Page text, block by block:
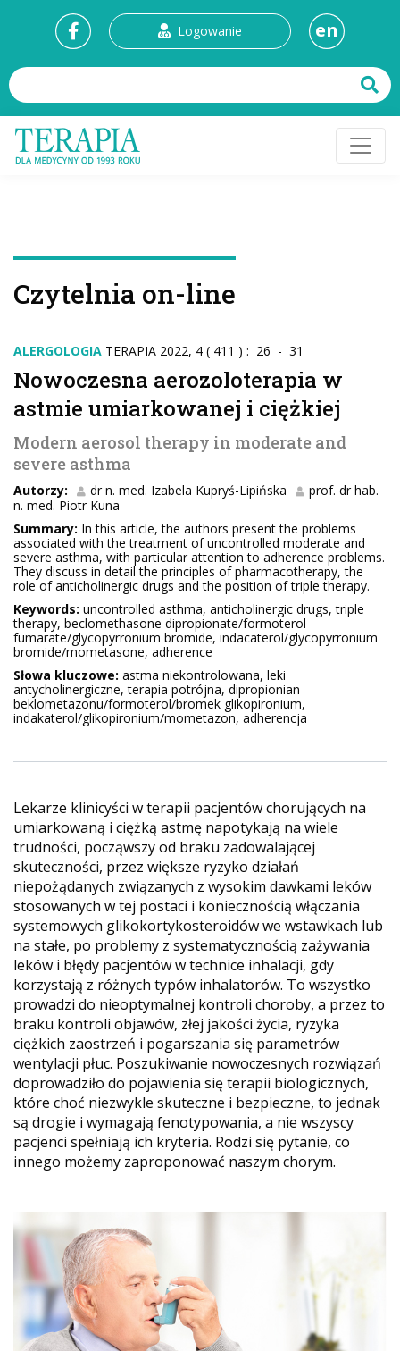
Logowanie en
Czytelnia on-line
ALERGOLOGIA TERAPIA 2022, 4 ( 411 ) : 26 - 31
Nowoczesna aerozoloterapia w
astmie umiarkowanej i ciężkiej
Modern aerosol therapy in moderate and
severe asthma
Autorzy: dr n. med. Izabela Kupryś-Lipińska
prof. dr hab.
n. med. Piotr Kuna
Summary: In this article, the authors present the problems
associated with the treatment of uncontrolled moderate and
severe asthma, with particular attention to adherence problems.
They discuss in detail the principles of pharmacotherapy, the
role of anticholinergic drugs and the position of triple therapy.
Keywords: uncontrolled asthma, anticholinergic drugs, triple
therapy, beclomethasone dipropionate/formoterol
fumarate/glycopyrronium bromide, indacaterol/glycopyrronium
bromide/mometasone, adherence
Słowa kluczowe: astma niekontrolowana, leki
antycholinergiczne, terapia potrójna, dipropionian
beklometazonu/formoterol/bromek glikopironium,
indakaterol/glikopironium/mometazon, adherencja
Lekarze klinicyści w terapii pacjentów chorujących na
umiarkowaną i ciężką astmę napotykają na wiele
trudności, począwszy od braku zadowalającej
skuteczności, przez większe ryzyko działań
niepożądanych związanych z wysokim dawkami leków
stosowanych w tej postaci i koniecznością włączania
systemowych glikokortykosteroidów we wstawkach lub
na stałe, po problemy z systematycznością zażywania
leków i błędy pacjentów w technice inhalacji, gdy
korzystają z różnych typów inhalatorów. To wszystko
prowadzi do nieoptymalnej kontroli choroby, a przez to
braku kontroli objawów, złej jakości życia, ryzyka
ciężkich zaostrzeń i pogarszania się parametrów
wentylacji płuc. Poszukiwanie nowoczesnych rozwiązań
doprowadziło do pojawienia się terapii biologicznych,
które choć niezwykle skuteczne i bezpieczne, to jednak
są drogie i wymagają fenotypowania, a nie wszyscy
pacjenci spełniają ich kryteria. Rodzi się pytanie, co
innego możemy zaproponować naszym chorym.